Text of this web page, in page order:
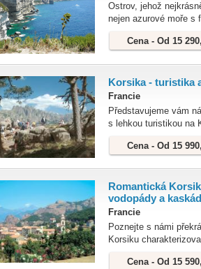
Ostrov, jehož
nejen azurové moře s
Cena - Od 15
Korsika - turistika
Francie
Představujeme vám
s lehkou turistikou na
Cena - Od 15
Romantická
vodopády a
Francie
Poznejte s námi
Korsiku
Cena - Od 15